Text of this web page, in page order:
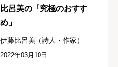
比呂美の「究極のおすす
め」
伊藤比呂美（詩人・作家）
2022年03月10日